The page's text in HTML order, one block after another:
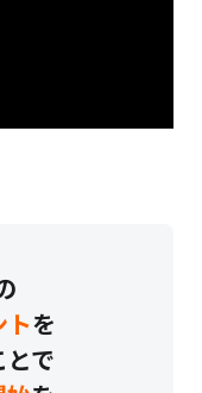
トを
とで